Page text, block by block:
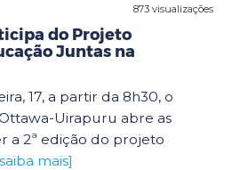
873 visualizações
do Projeto
Juntas na
17, a partir da 8h30, o
Uirapuru abre as
a 2ª edição do projeto
mais]